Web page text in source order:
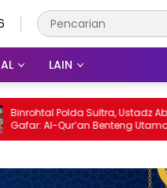
LAIN
Polda Sultra, Ustadz Abdul
Al-Qur’an Benteng Utama Cegah
dan Penyimpangan Sosial